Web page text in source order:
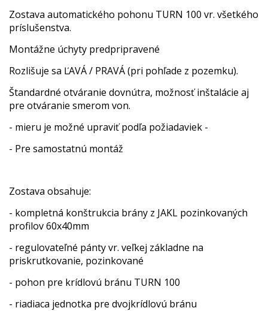
Zostava automatického pohonu TURN 100 vr. všetkého
príslušenstva.
Montážne úchyty predpripravené
Rozlišuje sa ĽAVÁ / PRAVÁ (pri pohľade z pozemku).
Štandardné otváranie dovnútra, možnosť inštalácie aj
pre otváranie smerom von.
- mieru je možné upraviť podľa požiadaviek -
- Pre samostatnú montáž
Zostava obsahuje:
- kompletná konštrukcia brány z JAKL pozinkovaných
profilov 60x40mm
- regulovateľné pánty vr. veľkej základne na
priskrutkovanie, pozinkované
- pohon pre krídlovú bránu TURN 100
- riadiaca jednotka pre dvojkrídlovú bránu